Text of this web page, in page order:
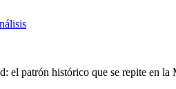
el patrón histórico que se repite en la